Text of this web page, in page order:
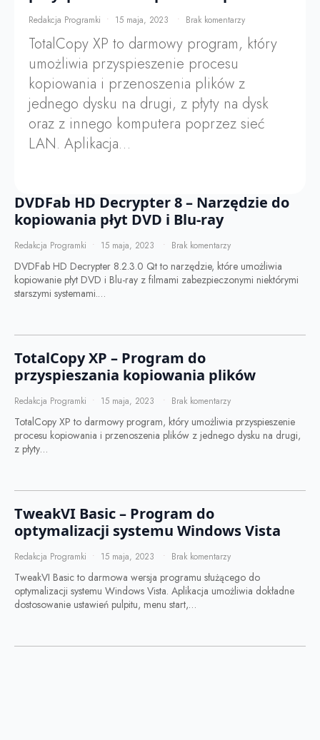
Redakcja Programki 15 maja, 2023 Brak komentarzy
TotalCopy XP to darmowy program, który
umożliwia przyspieszenie procesu
kopiowania i przenoszenia plików z
jednego dysku na drugi, z płyty na dysk
oraz z innego komputera poprzez sieć
LAN. Aplikacja…
DVDFab HD Decrypter 8 – Narzędzie do
kopiowania płyt DVD i Blu-ray
Redakcja Programki 15 maja, 2023 Brak komentarzy
DVDFab HD Decrypter 8.2.3.0 Qt to narzędzie, które umożliwia
kopiowanie płyt DVD i Blu-ray z filmami zabezpieczonymi niektórymi
starszymi systemami.…
TotalCopy XP – Program do
przyspieszania kopiowania plików
Redakcja Programki 15 maja, 2023 Brak komentarzy
TotalCopy XP to darmowy program, który umożliwia przyspieszenie
procesu kopiowania i przenoszenia plików z jednego dysku na drugi,
z płyty…
TweakVI Basic – Program do
optymalizacji systemu Windows Vista
Redakcja Programki 15 maja, 2023 Brak komentarzy
TweakVI Basic to darmowa wersja programu służącego do
optymalizacji systemu Windows Vista. Aplikacja umożliwia dokładne
dostosowanie ustawień pulpitu, menu start,…